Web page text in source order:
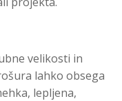
velikosti in
lahko obsega
lepljena,